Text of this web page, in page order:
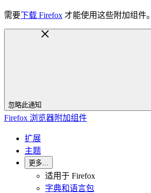
需要下载 Firefox 才能使用这些附加组件。
忽略此通知
Firefox 浏览器附加组件
扩展
主题
更多…
适用于 Firefox
字典和语言包